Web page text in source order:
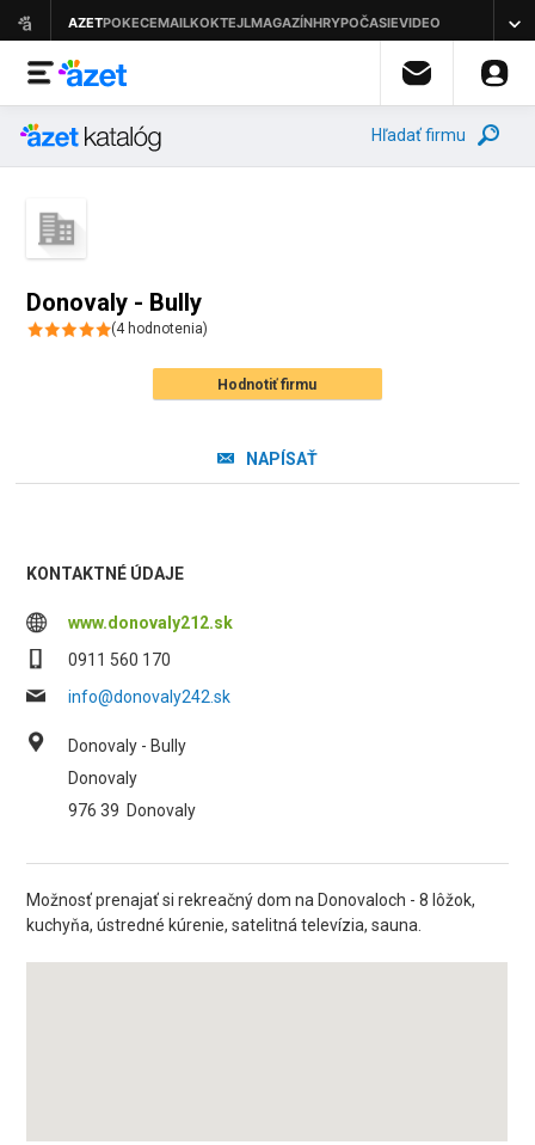
Hľadať firmu
Donovaly - Bully
(4hodnotenia)
Hodnotiť firmu
NAPÍSAŤ
KONTAKTNÉ ÚDAJE
www.donovaly212.sk
0911 560 170
info@donovaly242.sk
Donovaly - Bully
Donovaly
976 39 Donovaly
Možnosť prenajať si rekreačný dom na Donovaloch - 8 lôžok,
kuchyňa, ústredné kúrenie, satelitná televízia, sauna.